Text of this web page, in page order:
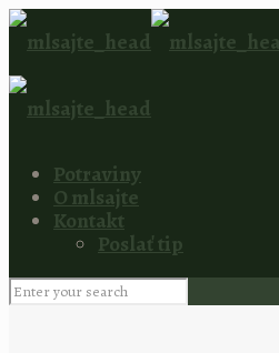
Potraviny
O mlsajte
Kontakt
Poslať tip